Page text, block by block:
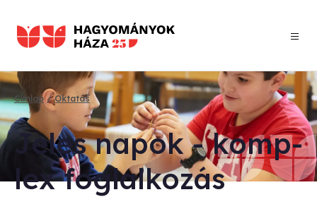
tartalomra
Morzsa
Címlap Oktatás
Je­les na­pok - komp­
lex fog­lal­ko­zás